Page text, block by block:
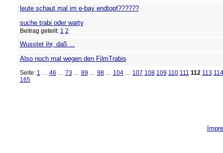
leute schaut mal im e-bay endtopf??????
suche trabi oder warty
Beitrag geteilt: 1 2
Wusstet ihr, daß ...
Also noch mal wegen den FilmTrabis
Seite: 1 … 46 … 73… 89… 98… 104… 107 108 109 110 111 112 113 114
165